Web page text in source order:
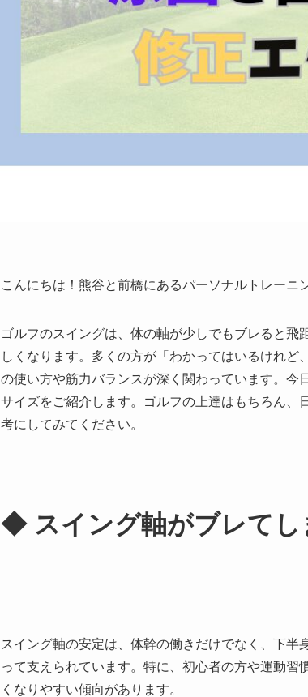
こんにちは！熊谷と前橋にあるパーソナルトレーニ
ゴルフのスイングは、体の軸が少しでもブレると
しくなります。多くの方が「わかってはいるけれ
の使い方や筋力バランスが深く関わっています。
サイズをご紹介します。ゴルフの上達はもちろん
考にしてみてください。
◆ スイング軸がブレてし
スイング軸の安定は、体幹の働きだけでなく、下
って支えられています。特に、初心者の方や運動
くなりやすい傾向があります。